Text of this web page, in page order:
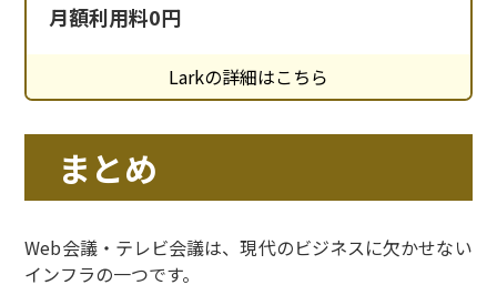
た業務を一元管理できる次世代のオールインワン
ビジネスツールです。スマホ一つで業務が完結す
るほど機能がまとまっており、ITリテラシーに自
信がない方でもすぐに使いこなせるシンプルな設
計
月額利用料0円
Larkの詳細はこちら
まとめ
Web会議・テレビ会議は、現代のビジネスに欠かせない
インフラの一つです。